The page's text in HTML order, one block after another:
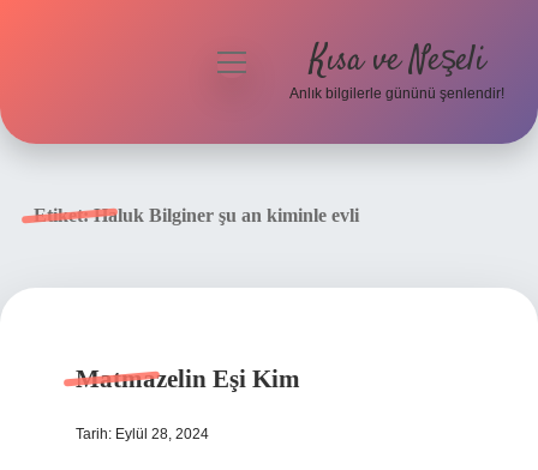
menüyü
Kısa ve Neşeli
Anlık bilgilerle gününü şenlendir!
Etiket:Haluk Bilginer şu an kiminle evli
Matmazelin Eşi Kim
Tarih: Eylül 28, 2024